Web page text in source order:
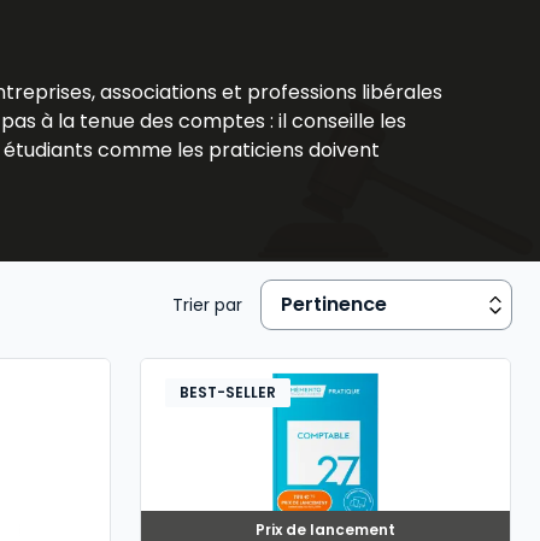
associations et professions libérales
à la tenue des comptes : il conseille les
comme les praticiens doivent
Trier par
Prix de lancement
BEST-SELLER